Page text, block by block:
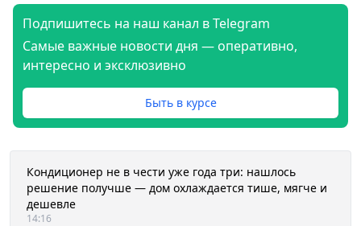
Подпишитесь на наш канал в Telegram
Самые важные новости дня — оперативно,
интересно и эксклюзивно
Быть в курсе
Кондиционер не в чести уже года три: нашлось
решение получше — дом охлаждается тише, мягче и
дешевле
14:16